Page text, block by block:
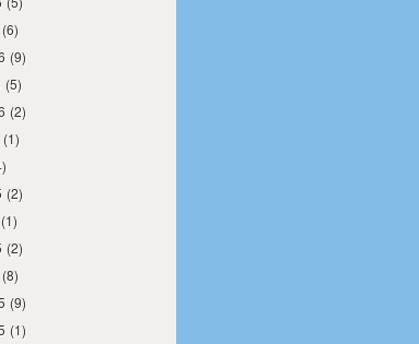
(6)
(9)
(5)
(2)
(1)
(2)
(1)
(2)
(8)
(9)
(1)